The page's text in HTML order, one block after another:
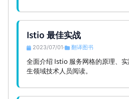
Istio 最佳实战
2023/07/01• 翻译图书
全面介绍 Istio 服务网格的原理、
生领域技术人员阅读。